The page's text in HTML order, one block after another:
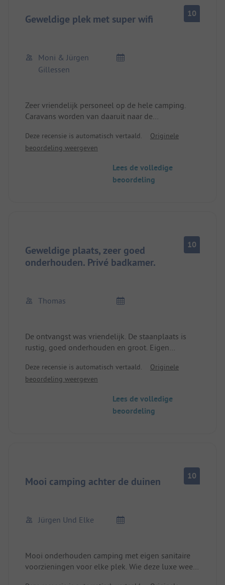
Geweldige plek met super wifi 10
Moni & Jürgen
Gillessen
Zeer vriendelijk personeel op de hele camping.
Caravans worden van daaruit naar de
parkeerplaatsen. Elke kampeerplaats heeft zijn
eigen badkamer. 16 ampère zekering en water-
Het W-LAN op alle plaatsen is bijna beter dan
thuis! De duintoegang tot de zee ligt direct aan de
Deze recensie is automatisch vertaald.
Originele
beoordeling weergeven
Lees de volledige
beoordeling
Geweldige plaats, zeer goed
onderhouden. Privé badkamer.
10
Thomas
De ontvangst was vriendelijk. De staanplaats is
rustig, goed onderhouden en groot. Eigen
aanbevolen. Broodjes service. Grote speeltuin voor
kinderen. Voor de weg naar het strand en naar
winkelmogelijkheden op de plaats.
Deze recensie is automatisch vertaald.
Originele
beoordeling weergeven
Lees de volledige
beoordeling
Mooi camping achter de duinen 10
Jürgen Und Elke
Mooi onderhouden camping met eigen sanitaire
voorzieningen voor elke plek. Wie deze luxe weet